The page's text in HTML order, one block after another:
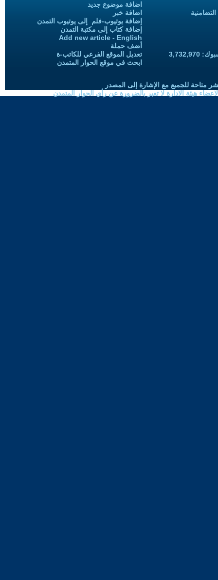
اضافة موضوع جديد
اضافة خبر
إضافة يوتيوب-فلم إلى يوتيوب التمدن
إضافة كتاب إلى مكتبة التمدن
Add new article - English
أضف حملة
تعديل الموقع الفرعي للكاتب-ة
ابحث في موقع الحوار المتمدن
متاحة للجميع مع الإشارة إلى المصدر
هيئة الادارة لا تعبر بالضرورة عن رأي الحوار المتمدن